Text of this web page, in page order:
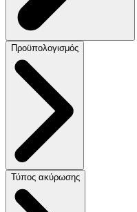
Προϋπολογισμός
Τύπος ακύρωσης